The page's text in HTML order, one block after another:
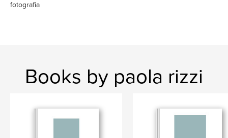
fotografia
Books by paola rizzi